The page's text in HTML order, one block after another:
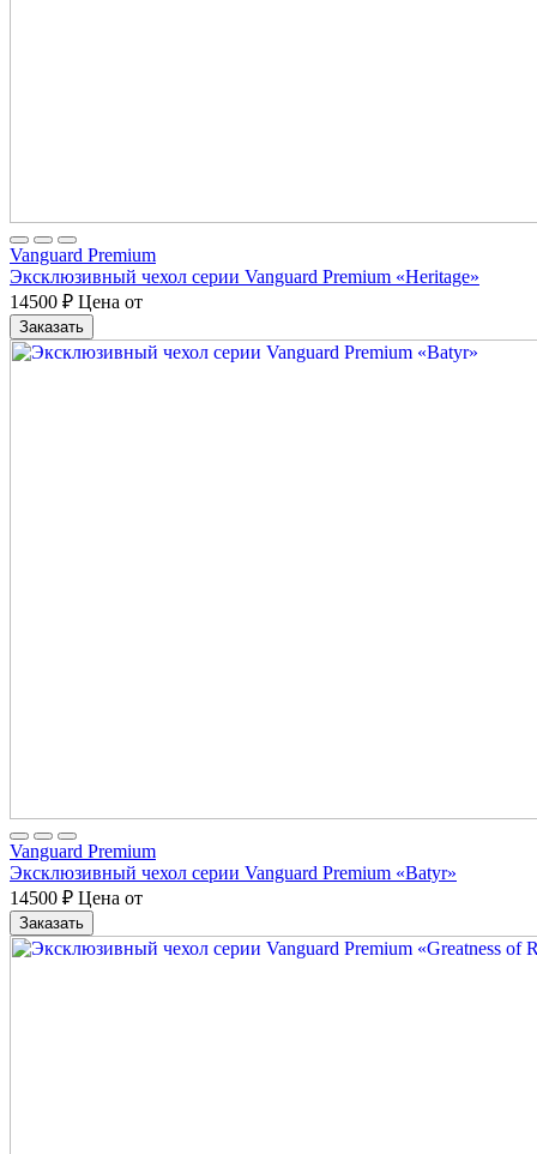
Vanguard Premium
Эксклюзивный чехол серии Vanguard Premium «Heritage»
14500 ₽ Цена от
Заказать
Vanguard Premium
Эксклюзивный чехол серии Vanguard Premium «Batyr»
14500 ₽ Цена от
Заказать